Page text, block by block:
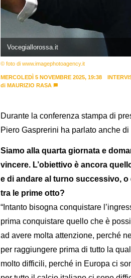
Vocegiallorossa.it
© foto di www.imagephotoagency.it
MERCOLEDÌ 5 NOVEMBRE 2025, 19:38
di MAURIZIO RASA
Durante la conferenza stampa di
Piero Gasprerini ha parlato anche
Siamo alla quarta giornata e
vincere. L’obiettivo è ancora
e di andare al turno successivo, o
tra le prime otto?
“Intanto bisogna conquistare
prima conquistare quello che è
ad avere molta attenzione, perché
per raggiungere prima di tutto la
molto difficili, perché in Europa ci